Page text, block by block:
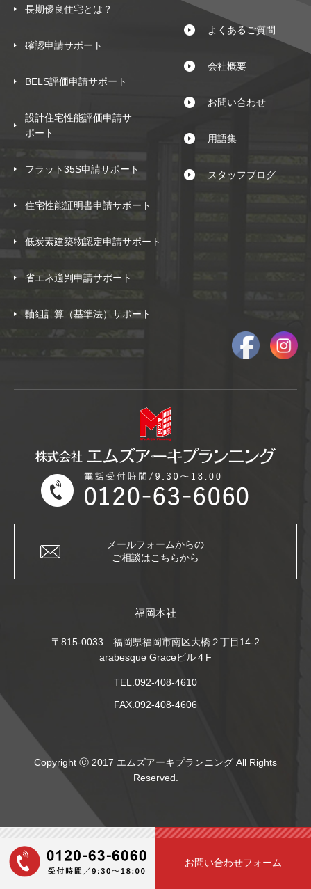
お問い合わせフォーム
長期優良住宅とは？
確認申請サポート
BELS評価申請サポート
設計住宅性能評価申請サ
ポート
フラット35S申請サポート
住宅性能証明書申請サポート
低炭素建築物認定申請サポート
省エネ適判申請サポート
軸組計算（基準法）サポート
よくあるご質問
会社概要
お問い合わせ
用語集
スタッフブログ
メールフォームからの
ご相談はこちらから
福岡本社
〒815-0033 福岡県福岡市南区大橋２丁目14-2
arabesque Graceビル４F
TEL.092-408-4610
FAX.092-408-4606
Copyright Ⓒ 2017 エムズアーキプランニング All Rights
Reserved.